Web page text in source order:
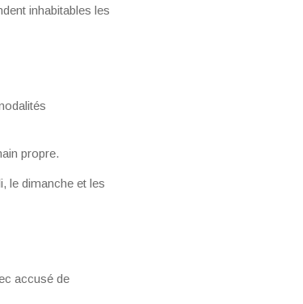
inhabitables les
propre.
le dimanche et les
accusé de